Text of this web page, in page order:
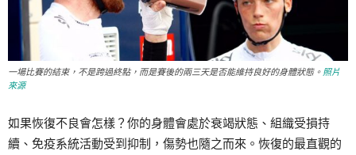
一場比賽的結束，不是跨過終點，而是賽後的兩三天是否能維持良好的身體狀態。 照片
來源
如果恢復不良會怎樣？你的身體會處於衰竭狀態、組織受損持
續、免疫系統活動受到抑制，傷勢也隨之而來。恢復的最直觀的